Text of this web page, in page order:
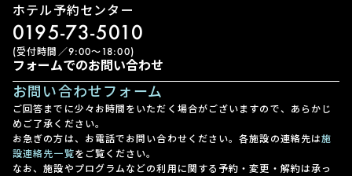
ホテル予約センター
0195-73-5010
(受付時間／9:00〜18:00)
フォームでのお問い合わせ
お問い合わせフォーム
ご回答までに少々お時間をいただく場合がございますので、あらかじ
めご了承ください。
お急ぎの方は、お電話でお問い合わせください。各施設の連絡先は施
設連絡先一覧をご覧ください。
なお、施設やプログラムなどの利用に関する予約・変更・解約は承っ